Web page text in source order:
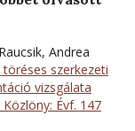
Andrea
szerkezeti
vizsgálata
Évf. 147